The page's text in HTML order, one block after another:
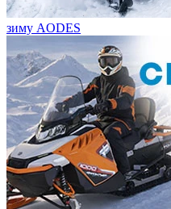
зиму AODES